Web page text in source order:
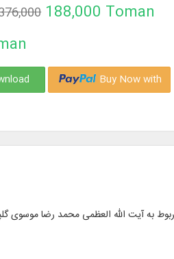
188,000 Toman
Buy Now with